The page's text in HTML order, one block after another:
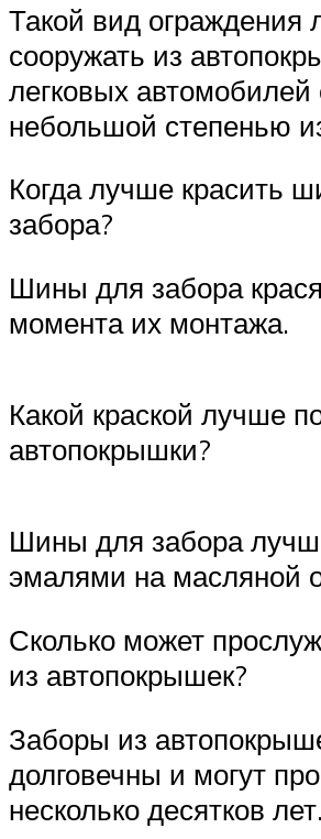
Такой вид ограждения
сооружать из
легковых автомобилей
небольшой степенью
Когда лучше красить
забора?
Шины для забора
момента их монтажа.
Какой краской лучше
автопокрышки?
Шины для забора
эмалями на масляной
Сколько может
из автопокрышек?
Заборы из
долговечны и могут
несколько десятков лет.